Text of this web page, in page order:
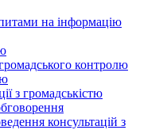
на інформацію
контролю
з громадськістю
консультацій з